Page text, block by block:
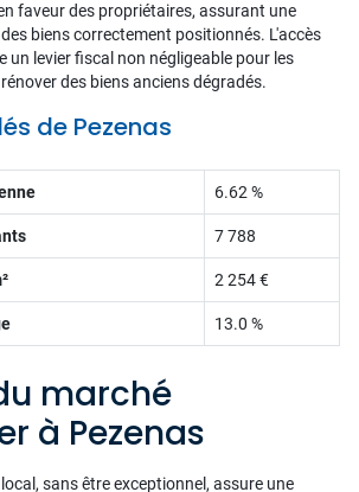
faveur des propriétaires, assurant une
biens correctement positionnés. L'accès
un levier fiscal non négligeable pour les
des biens anciens dégradés.
de Pezenas
6.62 %
7 788
2 254 €
13.0 %
marché
à Pezenas
sans être exceptionnel, assure une